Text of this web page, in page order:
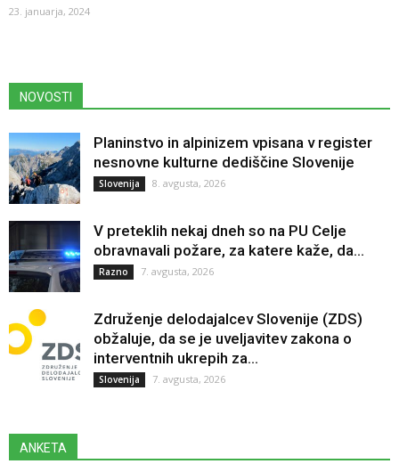
23. januarja, 2024
NOVOSTI
Planinstvo in alpinizem vpisana v register
nesnovne kulturne dediščine Slovenije
Slovenija 8. avgusta, 2026
V preteklih nekaj dneh so na PU Celje
obravnavali požare, za katere kaže, da...
Razno 7. avgusta, 2026
Združenje delodajalcev Slovenije (ZDS)
obžaluje, da se je uveljavitev zakona o
interventnih ukrepih za...
Slovenija 7. avgusta, 2026
ANKETA